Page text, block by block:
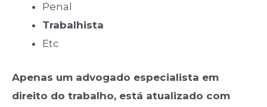
Penal
Trabalhista
Etc
Apenas um advogado especialista em
direito do trabalho, está atualizado com